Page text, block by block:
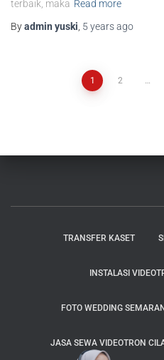
terbaik, maka Read more
Byadmin yuski 5 yearsago
1 2
TRANSFER KASET
INSTALASI
FOTO WEDDING
JASA SEWA VIDEOTRON